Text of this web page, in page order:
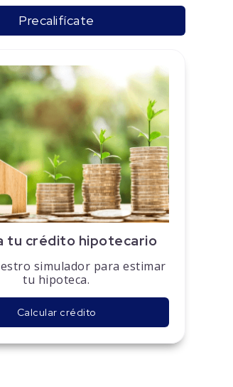
Precalifícate
tu crédito hipotecario
simulador para estimar
tu hipoteca.
Calcular crédito